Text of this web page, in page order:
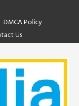
DMCA Policy
Us